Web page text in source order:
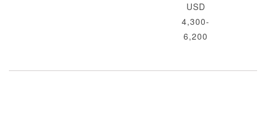
USD
4,300-
6,200